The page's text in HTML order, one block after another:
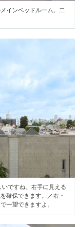
インベッドルーム。二
ですね。右手に見える
確保できます。／右・
一望できますよ。